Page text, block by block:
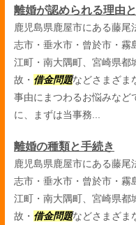
離婚が認められる理由
鹿児島県鹿屋市にある藤
志市・垂水市・曾於市・霧
江町・南大隅町、宮崎県都
故・ 借金問題などさまざま
事由にまつわるお悩みなど
に、まずは当事務...
離婚の種類と手続き
鹿児島県鹿屋市にある藤
志市・垂水市・曾於市・霧
江町・南大隅町、宮崎県都
故・ 借金問題などさまざま